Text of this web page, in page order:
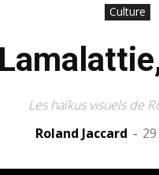
Culture
Les haïkus visuels de
Roland Jaccard -